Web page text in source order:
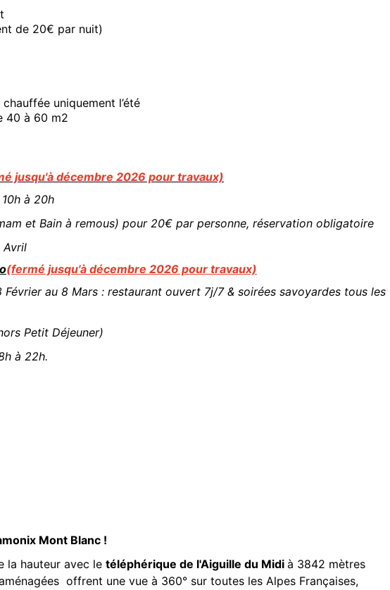
de 20€ par nuit)
uniquement l’été
40 à 60 m2
jusqu'à décembre 2026 pour travaux)
à 20h
et Bain à remous) pour 20€ par personne, réservation obligatoire
Avril
(fermé jusqu'à décembre 2026 pour travaux)
Février au 8 Mars : restaurant ouvert 7j/7 & soirées savoyardes tous les
Petit Déjeuner)
à 22h.
Mont Blanc !
la hauteur avec le téléphérique de l'Aiguille du Midi à 3842 mètres
offrent une vue à 360° sur toutes les Alpes Françaises,